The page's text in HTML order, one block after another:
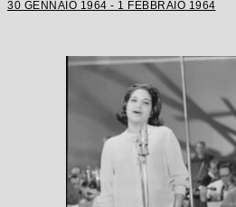
30 GENNAIO 1964 - 1 FEBBRAIO 1964